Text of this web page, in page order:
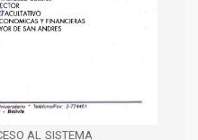
AL SISTEMA